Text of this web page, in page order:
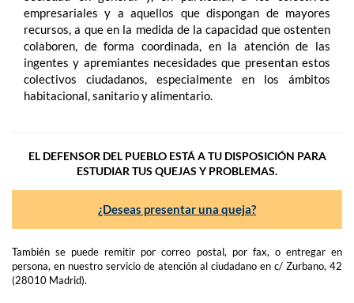
empresariales y a aquellos que dispongan de mayores
recursos, a que en la medida de la capacidad que ostenten
colaboren, de forma coordinada, en la atención de las
ingentes y apremiantes necesidades que presentan estos
colectivos ciudadanos, especialmente en los ámbitos
habitacional, sanitario y alimentario.
EL DEFENSOR DEL PUEBLO ESTÁ A TU DISPOSICIÓN PARA
ESTUDIAR TUS QUEJAS Y PROBLEMAS.
¿Deseas presentar una queja?
También se puede remitir por correo postal, por fax, o entregar en
persona, en nuestro servicio de atención al ciudadano en c/ Zurbano, 42
(28010 Madrid).